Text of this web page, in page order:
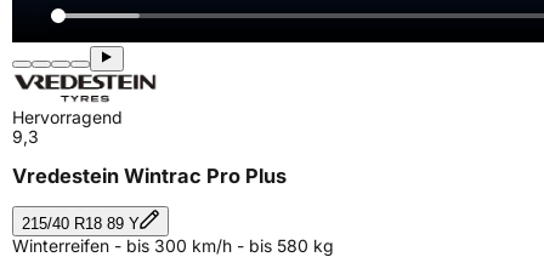
Hervorragend
9,3
Vredestein Wintrac Pro Plus
215/40 R18 89 Y
Winterreifen - bis 300 km/h - bis 580 kg